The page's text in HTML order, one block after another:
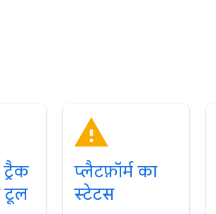
टूल
प्लैटफ़ॉर्म का
स्टेटस